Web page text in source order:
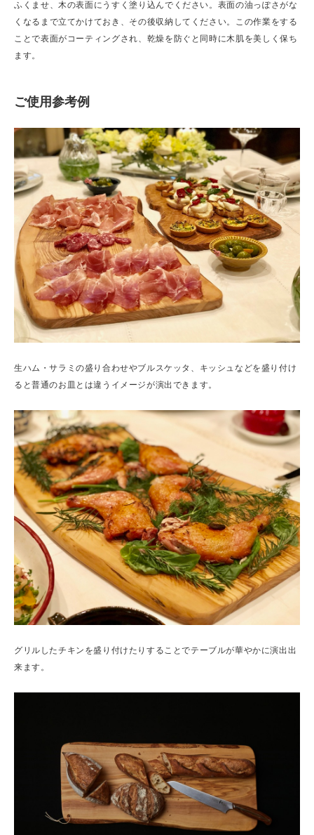
ふくませ、木の表面にうすく塗り込んでください。表面の油っぽさがな
くなるまで立てかけておき、その後収納してください。この作業をする
ことで表面がコーティングされ、乾燥を防ぐと同時に木肌を美しく保ち
ます。
ご使用参考例
生ハム・サラミの盛り合わせやブルスケッタ、キッシュなどを盛り付け
ると普通のお皿とは違うイメージが演出できます。
グリルしたチキンを盛り付けたりすることでテーブルが華やかに演出出
来ます。